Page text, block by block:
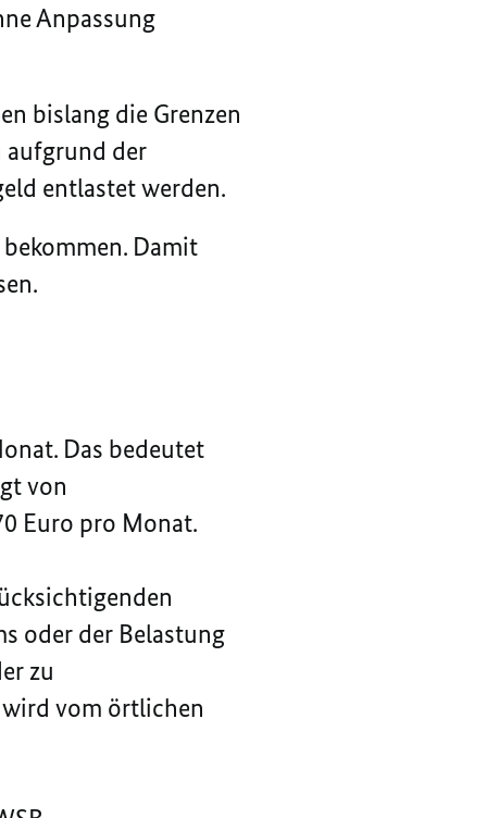
Anpassung
bislang die Grenzen
aufgrund der
entlastet werden.
Damit
Das bedeutet
von
Euro pro Monat.
oder der Belastung
zu
vom örtlichen